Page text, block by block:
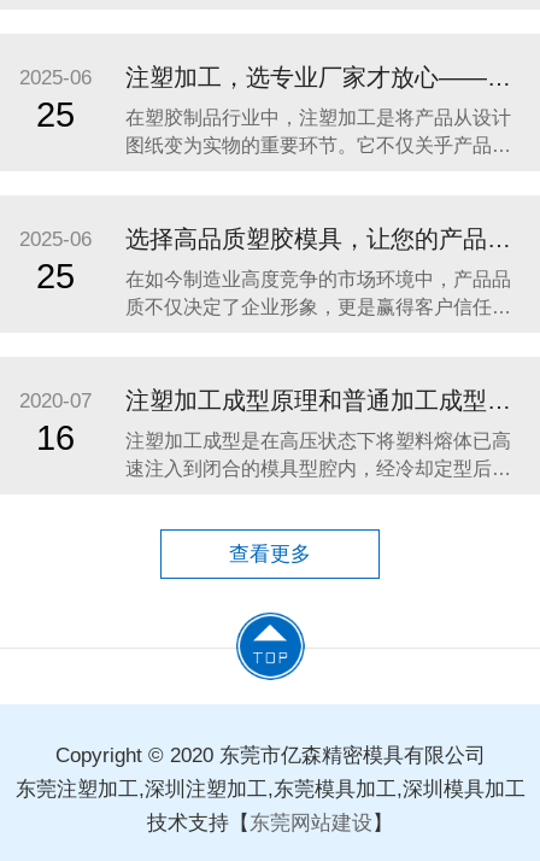
品质的塑胶制品都离不开三大关键环节：精密
模具制造、注塑成型加工、表面处理（喷油丝
印）。 东莞市亿森精密模具有限公司深耕行业
21年，专注
2025-06
25
注塑加工，选专业厂家才放心——东莞市亿森精密模具有限公司助力高品质塑胶产品制造
在塑胶制品行业中，注塑加工是将产品从设计
图纸变为实物的重要环节。它不仅关乎产品外
需要高品质、高一致性、高效率交付的客户而
言，选择一家具备专业实力的注塑加工厂家至
关重要。 东莞市亿森精密模具有限公司
（Dongguan
2025-06
25
选择高品质塑胶模具，让您的产品从“模”开始领先一步！
在如今制造业高度竞争的市场环境中，产品品
质不仅决定了企业形象，更是赢得客户信任、
产品外观、结构、功能及使用寿命。因此，选
择一家专业、可靠的塑胶模具制造厂商，是每
一位客户稳步发展的重要保障。 一、塑胶模具
行业发展趋势
2020-07
16
注塑加工成型原理和普通加工成型特点
注塑加工成型是在高压状态下将塑料熔体已高
速注入到闭合的模具型腔内，经冷却定型后得
须已熔融状态注入到注塑模具型腔中，注入的
塑料熔体必须具有足够的压力和流动速度已完
塑料塑化，熔体注
查看更多
Copyright © 2020 东莞市亿森精密模具有限公司
东莞注塑加工,深圳注塑加工,东莞模具加工,深圳模具加工
技术支持【 东莞网站建设 】